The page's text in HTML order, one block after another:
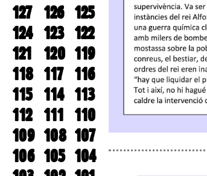
127 126 125
124 123 122
121
120 119
118 117 116
115 114 113
112 111 110
109 108 107
106 105 104